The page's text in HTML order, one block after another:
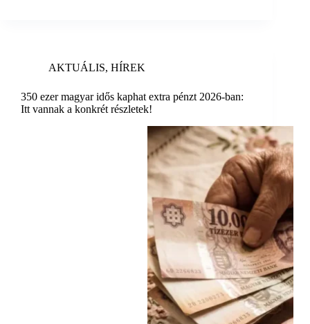
AKTUÁLIS, HÍREK
350 ezer magyar idős kaphat extra pénzt 2026-ban:
Itt vannak a konkrét részletek!